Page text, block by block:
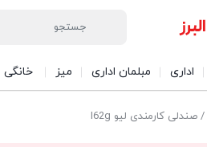
اداری مبلمان اداری میز خانگی
/ صندلی کارمندی لیو I62g